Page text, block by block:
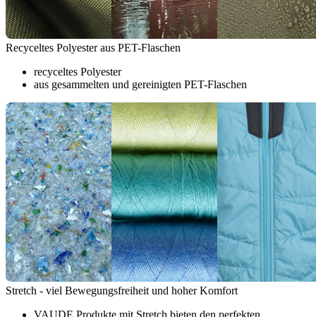
Recyceltes Polyester aus PET-Flaschen
recyceltes Polyester
aus gesammelten und gereinigten PET-Flaschen
Stretch - viel Bewegungsfreiheit und hoher Komfort